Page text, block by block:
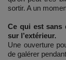
sortir. A un
Ce qui est sans
sur l’extérieur.
Une ouverture
de galérer